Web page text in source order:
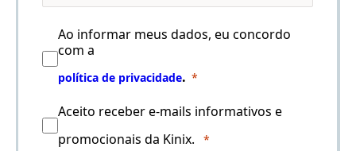
Ao informar meus dados, eu concordo
com a
política de privacidade.
Aceito receber e-mails informativos e
promocionais da Kinix.